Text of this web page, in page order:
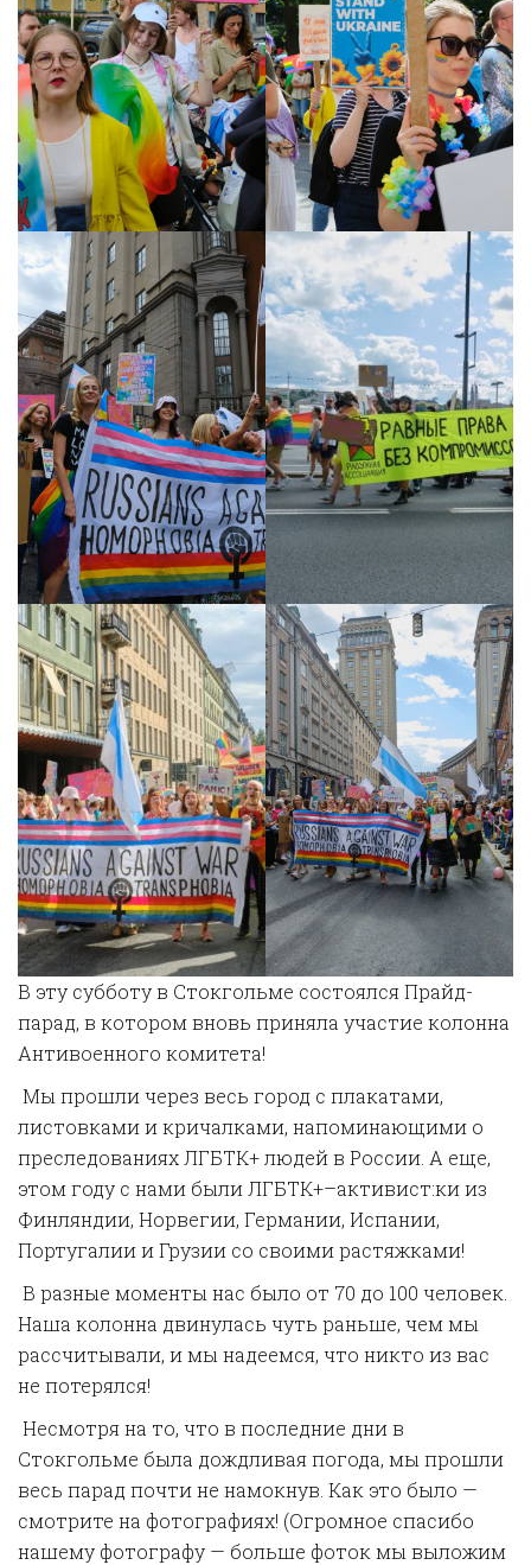
В эту субботу в Стокгольме состоялся Прайд-
парад, в котором вновь приняла участие колонна
Антивоенного комитета!
Мы прошли через весь город с плакатами,
листовками и кричалками, напоминающими о
преследованиях ЛГБТК+ людей в России. А еще,
этом году с нами были ЛГБТК+–активист:ки из
Финляндии, Норвегии, Германии, Испании,
Португалии и Грузии со своими растяжками!
В разные моменты нас было от 70 до 100 человек.
Наша колонна двинулась чуть раньше, чем мы
рассчитывали, и мы надеемся, что никто из вас
не потерялся!
Несмотря на то, что в последние дни в
Стокгольме была дождливая погода, мы прошли
весь парад почти не намокнув. Как это было —
смотрите на фотографиях! (Огромное спасибо
нашему фотографу — больше фоток мы выложим